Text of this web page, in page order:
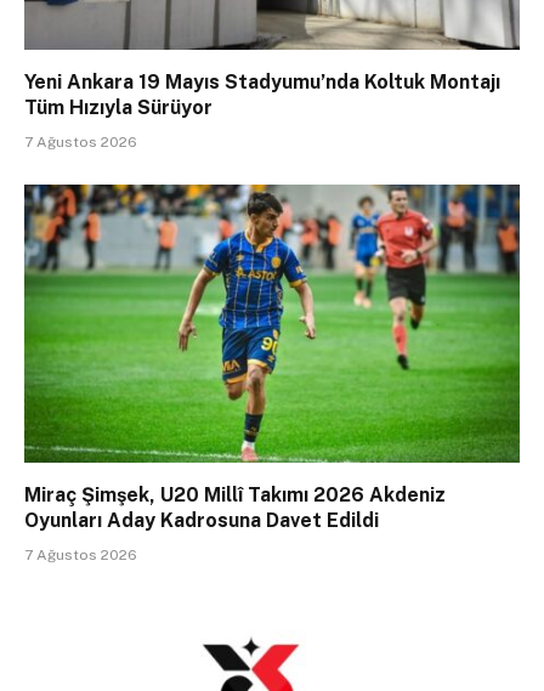
Yeni Ankara 19 Mayıs Stadyumu’nda Koltuk Montajı
Tüm Hızıyla Sürüyor
7 Ağustos 2026
Miraç Şimşek, U20 Millî Takımı 2026 Akdeniz
Oyunları Aday Kadrosuna Davet Edildi
7 Ağustos 2026